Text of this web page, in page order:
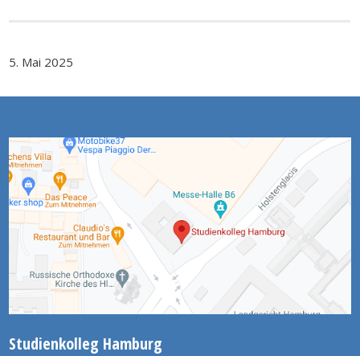
5. Mai 2025
Studienkolleg Hamburg